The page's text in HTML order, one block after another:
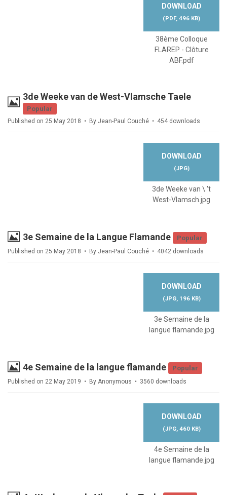
DOWNLOAD
(PDF, 496 KB)
38ème Colloque
FLAREP - Clôture
ABF.pdf
Image
3de Weeke van de West-Vlamsche Taele
Popular
Published on 25 May 2018 By Jean-Paul Couché 454 downloads
DOWNLOAD
(JPG)
3de Weeke van \ 't
West-Vlamsch.jpg
Image
3e Semaine de la Langue Flamande Popular
Published on 25 May 2018 By Jean-Paul Couché 4042 downloads
DOWNLOAD
(JPG, 196 KB)
3e Semaine de la
langue flamande.jpg
Image
4e Semaine de la langue flamande Popular
Published on 22 May 2019 By Anonymous 3560 downloads
DOWNLOAD
(JPG, 460 KB)
4e Semaine de la
langue flamande.jpg